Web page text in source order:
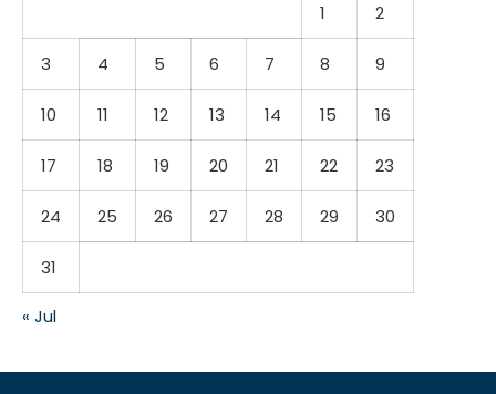
1
2
3 4 5 6 7 8 9
10 11 12 13 14 15 16
17 18 19 20 21 22 23
24 25 26 27 28 29 30
31
« Jul